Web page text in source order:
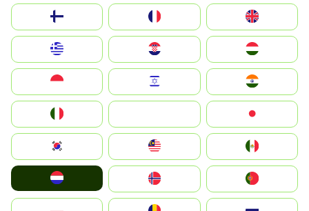
United Kingdom
Magyarország
South Korea